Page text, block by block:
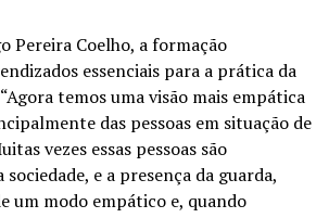
Pereira Coelho, a formação
essenciais para a prática da
temos uma visão mais empática
das pessoas em situação de
vezes essas pessoas são
e a presença da guarda,
um modo empático e, quando